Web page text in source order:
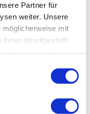
Partner für
weiter. Unsere
möglicherweise mit
ihnen bereitgestellt
ca. 60-70
entfernen,